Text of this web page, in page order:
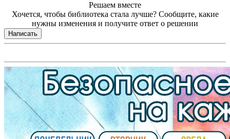
Решаем вместе
Хочется, чтобы библиотека стала лучше? Сообщите, какие
нужны изменения и получите ответ о решении
Написать